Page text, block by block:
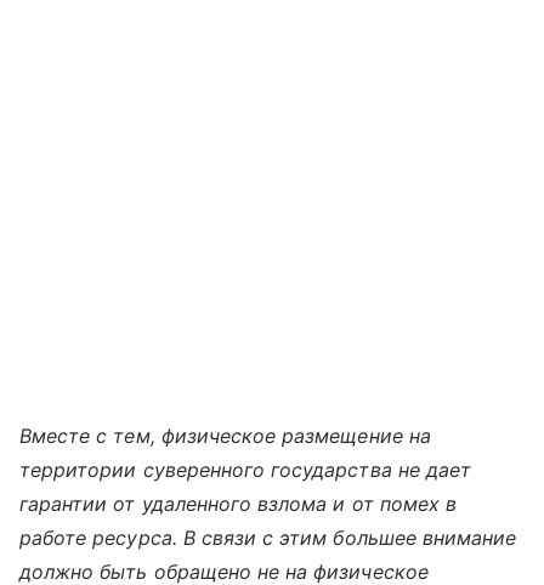
Вместе с тем, физическое размещение на
территории суверенного государства не дает
гарантии от удаленного взлома и от помех в
работе ресурса. В связи с этим большее внимание
должно быть обращено не на физическое